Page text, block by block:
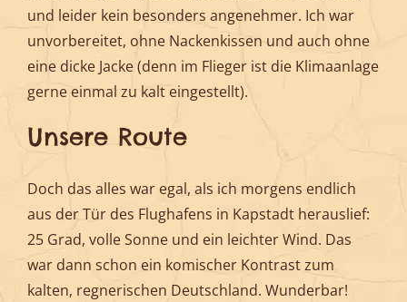
und leider kein besonders angenehmer. Ich war
unvorbereitet, ohne Nackenkissen und auch ohne
eine dicke Jacke (denn im Flieger ist die Klimaanlage
gerne einmal zu kalt eingestellt).
Unsere Route
Doch das alles war egal, als ich morgens endlich
aus der Tür des Flughafens in Kapstadt herauslief:
25 Grad, volle Sonne und ein leichter Wind. Das
war dann schon ein komischer Kontrast zum
kalten, regnerischen Deutschland. Wunderbar!